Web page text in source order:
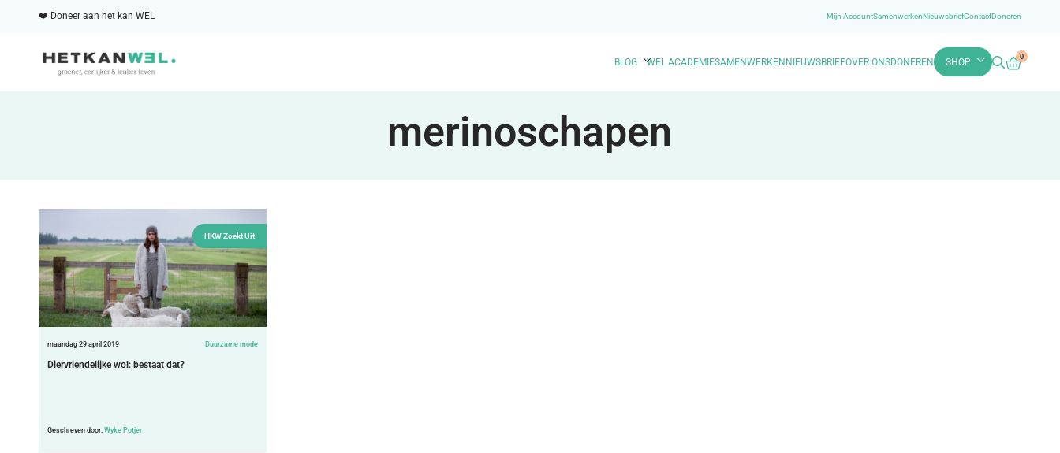
❤️ Doneer aan het kan WEL Mijn AccountSamenwerkenNieuwsbriefContactDoneren
BLOG WEL ACADEMIESAMENWERKENNIEUWSBRIEFOVER ONSDONEREN SHOP
0
merinoschapen
HKW Zoekt Uit
maandag 29 april 2019 Duurzame mode
Diervriendelijke wol: bestaat dat?
Geschreven door: Wyke Potjer